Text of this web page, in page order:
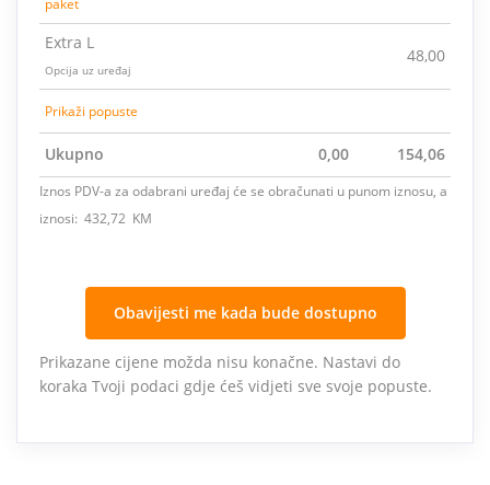
paket
Extra L
Opcija uz uređaj
48,00
Prikaži popuste
Ukupno 0,00 154,06
Iznos PDV-a za odabrani uređaj će se obračunati u punom iznosu, a
iznosi: 432,72 KM
Obavijesti me kada bude dostupno
Prikazane cijene možda nisu konačne. Nastavi do
koraka Tvoji podaci gdje ćeš vidjeti sve svoje popuste.